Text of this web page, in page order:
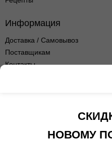
Информация
Доставка / Самовывоз
Поставщикам
Контакты
НОВОМУ